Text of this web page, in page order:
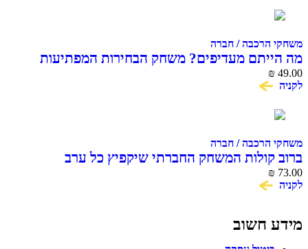
משחקי הרכבה / חברה
מה הייתם מעדיפים? משחק הבחירות המפתיעות
והמצחיקות
₪ 49.00
לקניה
משחקי הרכבה / חברה
ברוב קולות המשחק החברתי שיקפיץ כל ערב
₪ 73.00
לקניה
מידע חשוב